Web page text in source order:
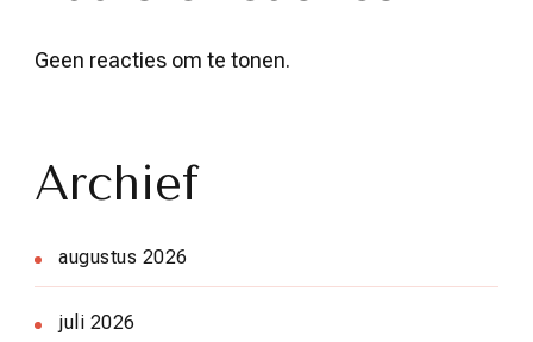
Geen reacties om te tonen.
Archief
augustus 2026
juli 2026